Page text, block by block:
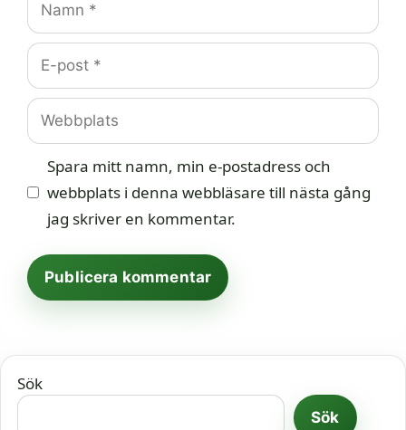
E-
post
Webbplats
Spara mitt namn, min e-postadress och
webbplats i denna webbläsare till nästa gång
jag skriver en kommentar.
Sök
Sök